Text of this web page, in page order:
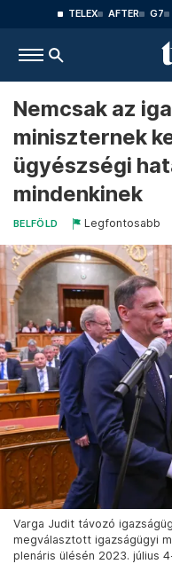
TELEX AFTER G7
Nemcsak az
miniszternek
ügyészségi
mindenkinek
BELFÖLD Legfontosabb
Varga Judit távozó
megválasztott igazságügyi
plenáris ülésén 2023. július